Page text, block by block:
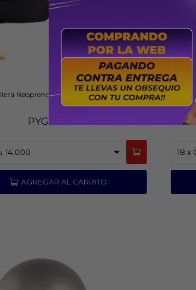
Neopreno 3Kg Athletic Acat15102
PYG